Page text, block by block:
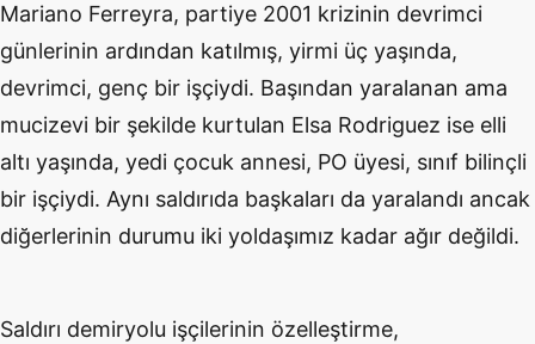
Mariano Ferreyra, partiye 2001 krizinin devrimci
günlerinin ardından katılmış, yirmi üç yaşında,
devrimci, genç bir işçiydi. Başından yaralanan ama
mucizevi bir şekilde kurtulan Elsa Rodriguez ise elli
altı yaşında, yedi çocuk annesi, PO üyesi, sınıf bilinçli
bir işçiydi. Aynı saldırıda başkaları da yaralandı ancak
diğerlerinin durumu iki yoldaşımız kadar ağır değildi.
Saldırı demiryolu işçilerinin özelleştirme,